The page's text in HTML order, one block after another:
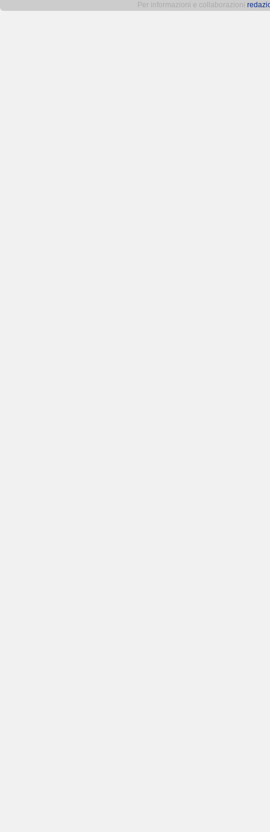
Per informazioni e collaborazioni